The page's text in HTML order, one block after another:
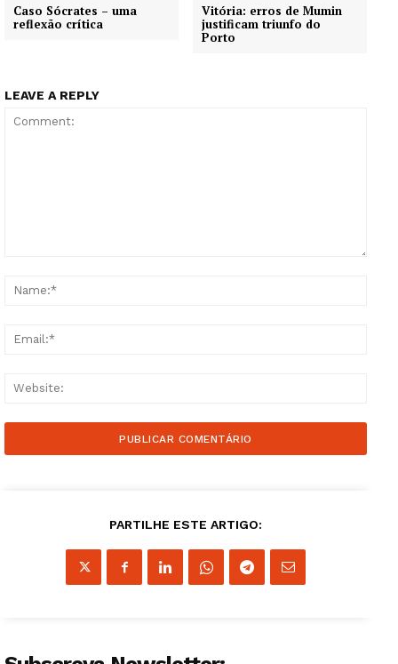
Caso Sócrates – uma
reflexão crítica
Vitória: erros de Mumin
justificam triunfo do
Porto
LEAVE A REPLY
PARTILHE ESTE ARTIGO: